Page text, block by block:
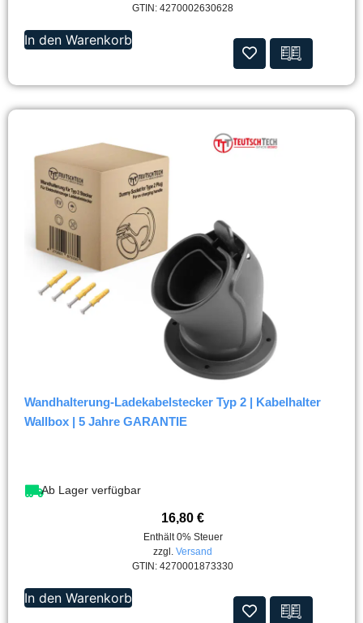
GTIN: 4270002630628
In den Warenkorb
Wandhalterung-Ladekabelstecker Typ 2 | Kabelhalter
Wallbox | 5 Jahre GARANTIE
Ab Lager verfügbar
16,80 €
Enthält 0% Steuer
zzgl. Versand
GTIN: 4270001873330
In den Warenkorb